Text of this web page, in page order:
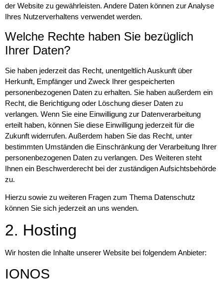
der Website zu gewährleisten. Andere Daten können zur Analyse
Ihres Nutzerverhaltens verwendet werden.
Welche Rechte haben Sie bezüglich
Ihrer Daten?
Sie haben jederzeit das Recht, unentgeltlich Auskunft über
Herkunft, Empfänger und Zweck Ihrer gespeicherten
personenbezogenen Daten zu erhalten. Sie haben außerdem ein
Recht, die Berichtigung oder Löschung dieser Daten zu
verlangen. Wenn Sie eine Einwilligung zur Datenverarbeitung
erteilt haben, können Sie diese Einwilligung jederzeit für die
Zukunft widerrufen. Außerdem haben Sie das Recht, unter
bestimmten Umständen die Einschränkung der Verarbeitung Ihrer
personenbezogenen Daten zu verlangen. Des Weiteren steht
Ihnen ein Beschwerderecht bei der zuständigen Aufsichtsbehörde
zu.
Hierzu sowie zu weiteren Fragen zum Thema Datenschutz
können Sie sich jederzeit an uns wenden.
2. Hosting
Wir hosten die Inhalte unserer Website bei folgendem Anbieter:
IONOS